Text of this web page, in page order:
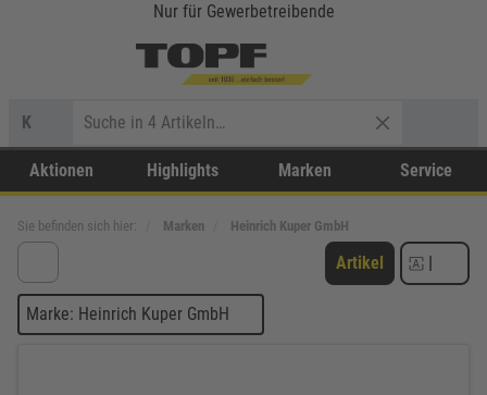
Nur für Gewerbetreibende
K
Aktionen Highlights Marken Service
Sie befinden sich hier: Marken Heinrich Kuper GmbH
Artikel |
Marke: Heinrich Kuper GmbH